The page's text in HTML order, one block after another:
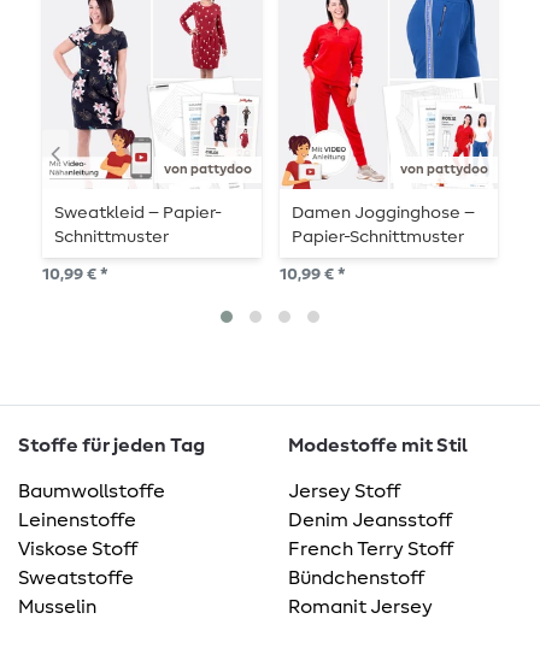
von pattydoo
Sweatkleid – Papier-
Schnittmuster
10,99 € *
von pattydoo
Damen Jogginghose –
Papier-Schnittmuster
10,99 € *
Stoffe für jeden Tag
Baumwollstoffe
Leinenstoffe
Viskose Stoff
Sweatstoffe
Musselin
Modestoffe mit Stil
Jersey Stoff
Denim Jeansstoff
French Terry Stoff
Bündchenstoff
Romanit Jersey